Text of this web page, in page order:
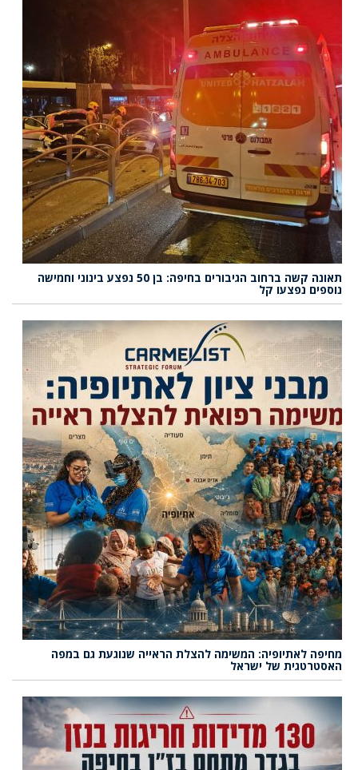
תאונה קשה ברחוב הגיבורים בחיפה: בן 50 נפצע בינוני וחמישה
נוספים נפצעו קל
מחיפה לאתיופיה: המשימה להצלת הראייה שנוגעת גם במפה
האסטרטגית של ישראל